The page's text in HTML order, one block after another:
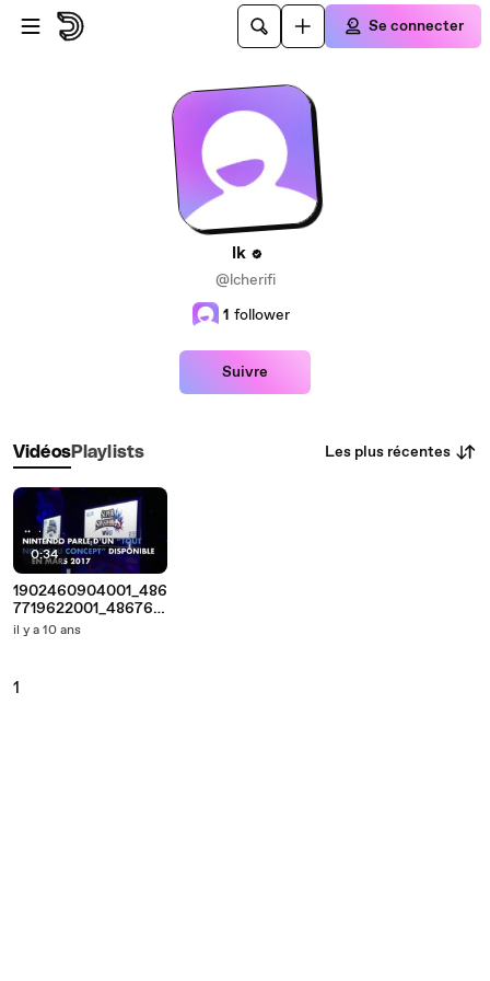
Passer au contenu principal
Se connecter
lk
@lcherifi
1 follower
Suivre
VidéosPlaylists Les plus récentes
0:34
1902460904001_486
7719622001_486767
5403001
il y a 10 ans
1